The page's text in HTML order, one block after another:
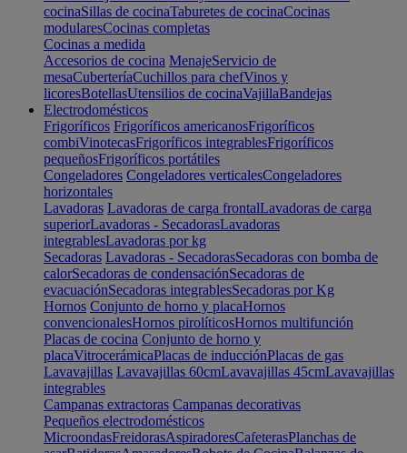
cocinaSillas de cocinaTaburetes de cocinaCocinas
modularesCocinas completas
Cocinas a medida
Accesorios de cocina MenajeServicio de
mesaCuberteríaCuchillos para chefVinos y
licoresBotellasUtensilios de cocinaVajillaBandejas
Electrodomésticos
Frigoríficos Frigoríficos americanosFrigoríficos
combiVinotecasFrigoríficos integrablesFrigoríficos
pequeñosFrigoríficos portátiles
Congeladores Congeladores verticalesCongeladores
horizontales
Lavadoras Lavadoras de carga frontalLavadoras de carga
superiorLavadoras - SecadorasLavadoras
integrablesLavadoras por kg
Secadoras Lavadoras - SecadorasSecadoras con bomba de
calorSecadoras de condensaciónSecadoras de
evacuaciónSecadoras integrablesSecadoras por Kg
Hornos Conjunto de horno y placaHornos
convencionalesHornos pirolíticosHornos multifunción
Placas de cocina Conjunto de horno y
placaVitrocerámicaPlacas de inducciónPlacas de gas
Lavavajillas Lavavajillas 60cmLavavajillas 45cmLavavajillas
integrables
Campanas extractoras Campanas decorativas
Pequeños electrodomésticos
MicroondasFreidorasAspiradoresCafeterasPlanchas de